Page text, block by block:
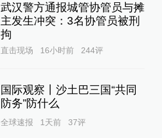
武汉警方通报城管协管员与摊
主发生冲突：3名协管员被刑
拘
直击现场 16小时前 244评
国际观察丨沙土巴三国“共同
防务”防什么
全球速报 1天前 37评